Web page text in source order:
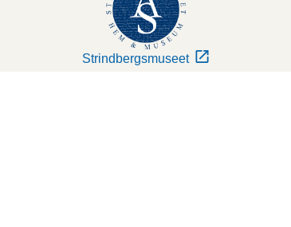
Strindbergsmuseet